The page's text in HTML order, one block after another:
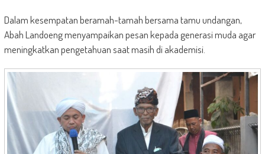
Dalam kesempatan beramah-tamah bersama tamu undangan,
Abah Landoeng menyampaikan pesan kepada generasi muda agar
meningkatkan pengetahuan saat masih di akademisi.